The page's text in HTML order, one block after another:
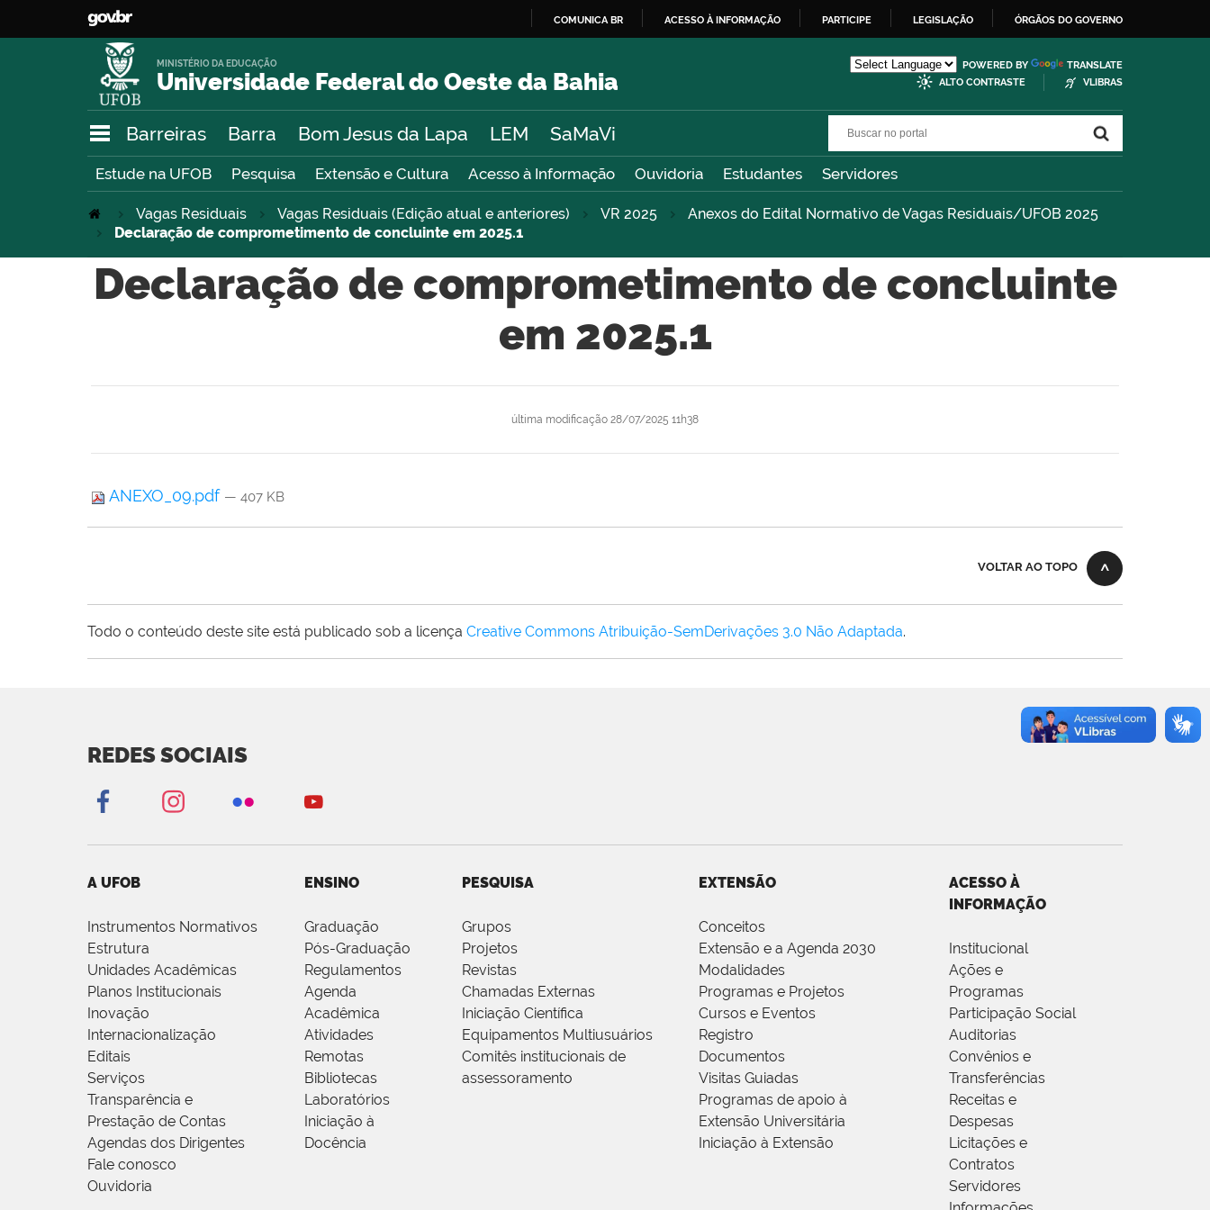
O
COMUNICA BR ACESSO À INFORMAÇÃO PARTICIPE LEGISLAÇÃO ÓRGÃOS DO GOVERNO
Universidade Federal do Oeste da Bahia
MINISTÉRIO DA EDUCAÇÃO POWERED BY
TRANSLATE
ALTO CONTRASTE
VLIBRAS
Barreiras Barra Bom Jesus da Lapa LEM SaMaVi
Estude na UFOB Pesquisa Extensão e Cultura Acesso à Informação Ouvidoria Estudantes Servidores
Vagas Residuais Vagas Residuais (Edição atual e anteriores) VR 2025
Anexos do Edital Normativo de Vagas Residuais/UFOB 2025
Declaração de comprometimento de concluinte em 2025.1
Declaração de comprometimento de concluinte
em 2025.1
última modificação 28/07/2025 11h38
ANEXO_09.pdf — 407 KB
VOLTAR AO TOPO
Todo o conteúdo deste site está publicado sob a licença Creative Commons Atribuição-SemDerivações 3.0 Não Adaptada.
REDES SOCIAIS
A UFOB
Instrumentos Normativos
Estrutura
Unidades Acadêmicas
Planos Institucionais
Inovação
Internacionalização
Editais
Serviços
Transparência e
Prestação de Contas
Agendas dos Dirigentes
Fale conosco
Ouvidoria
ENSINO
Graduação
Pós-Graduação
Regulamentos
Agenda
Acadêmica
Atividades
Remotas
Bibliotecas
Laboratórios
Iniciação à
Docência
PESQUISA
Grupos
Projetos
Revistas
Chamadas Externas
Iniciação Científica
Equipamentos Multiusuários
Comitês institucionais de
assessoramento
EXTENSÃO
Conceitos
Extensão e a Agenda 2030
Modalidades
Programas e Projetos
Cursos e Eventos
Registro
Documentos
Visitas Guiadas
Programas de apoio à
Extensão Universitária
Iniciação à Extensão
ACESSO À
INFORMAÇÃO
Institucional
Ações e
Programas
Participação Social
Auditorias
Convênios e
Transferências
Receitas e
Despesas
Licitações e
Contratos
Servidores